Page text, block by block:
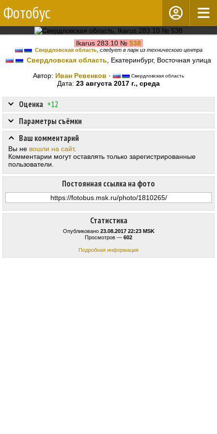
Фотобус
Ikarus 283.10 № 538
Свердловская область, следует в парк из технического центра
Свердловская область , Екатеринбург, Восточная улица
Автор: Иван Ревенков · Свердловская область
Дата: 23 августа 2017 г., среда
Статистика
Опубликовано 23.08.2017 22:23 MSK
Просмотров — 602
Подробная информация
Оценка +12
Постоянная ссылка на фото
Параметры съёмки
Ваш комментарий
Вы не вошли на сайт.
Комментарии могут оставлять только зарегистрированные
пользователи.